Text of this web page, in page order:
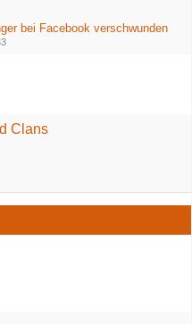
bei Facebook verschwunden
Clans